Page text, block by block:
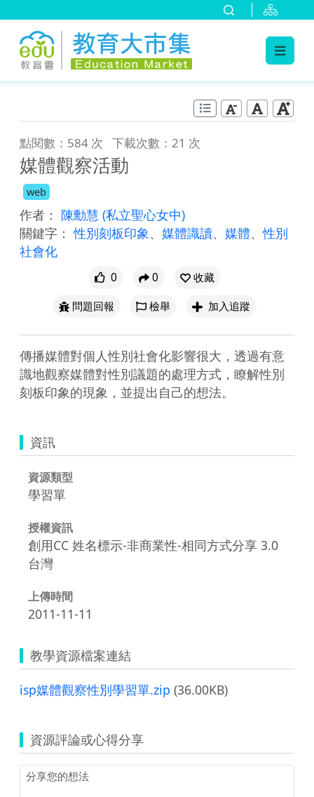
點閱數：584 次 下載次數：21 次
媒體觀察活動
web
作者： 陳勳慧 (私立聖心女中)
關鍵字： 性別刻板印象、 媒體識讀、 媒體、性別
社會化
0 0
收藏
問題回報
檢舉 加入追蹤
傳播媒體對個人性別社會化影響很大，透過有意
識地觀察媒體對性別議題的處理方式，瞭解性別
刻板印象的現象，並提出自己的想法。
資訊
資源類型
學習單
授權資訊
創用CC 姓名標示-非商業性-相同方式分享 3.0
台灣
上傳時間
2011-11-11
教學資源檔案連結
isp媒體觀察性別學習單.zip (36.00KB)
資源評論或心得分享